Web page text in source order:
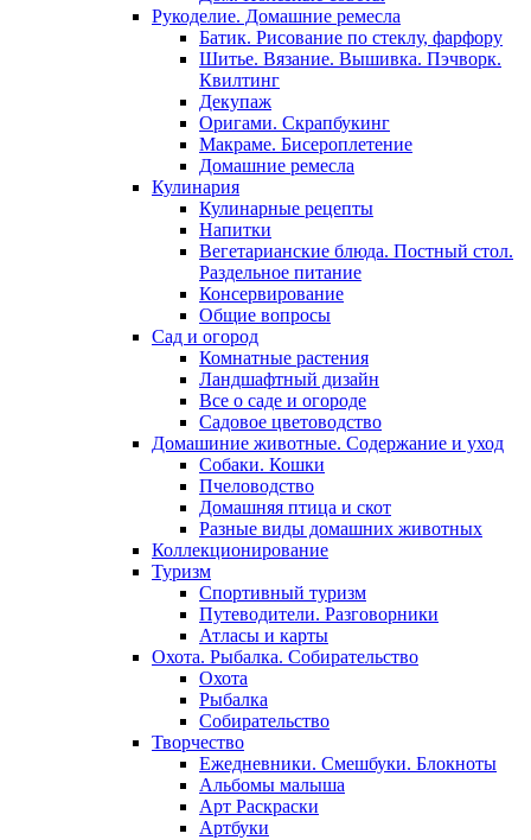
Рукоделие. Домашние ремесла
Батик. Рисование по стеклу, фарфору
Шитье. Вязание. Вышивка. Пэчворк.
Квилтинг
Декупаж
Оригами. Скрапбукинг
Макраме. Бисероплетение
Домашние ремесла
Кулинария
Кулинарные рецепты
Напитки
Вегетарианские блюда. Постный стол.
Раздельное питание
Консервирование
Общие вопросы
Сад и огород
Комнатные растения
Ландшафтный дизайн
Все о саде и огороде
Садовое цветоводство
Домашиние животные. Содержание и уход
Собаки. Кошки
Пчеловодство
Домашняя птица и скот
Разные виды домашних животных
Коллекционирование
Туризм
Спортивный туризм
Путеводители. Разговорники
Атласы и карты
Охота. Рыбалка. Собирательство
Охота
Рыбалка
Собирательство
Творчество
Ежедневники. Смешбуки. Блокноты
Альбомы малыша
Арт Раскраски
Артбуки